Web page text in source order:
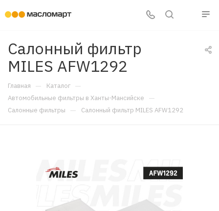
Салонный фильтр
MILES AFW1292
Главная — Каталог —
Автомобильные фильтры в Ханты-Мансийске —
Салонные фильтры — Салонный фильтр MILES AFW1292